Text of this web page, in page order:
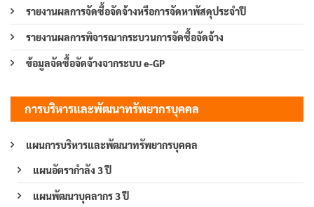
รายงานผลการจัดซื้อจัดจ้างหรือการจัดหาพัสดุประจำปี
รายงานผลการพิจารณากระบวนการจัดซื้อจัดจ้าง
ข้อมูลจัดซื้อจัดจ้างจากระบบ e-GP
การบริหารและพัฒนาทรัพยากรบุคคล
แผนการบริหารและพัฒนาทรัพยากรบุคคล
แผนอัตรากำลัง 3 ปี
แผนพัฒนาบุคลากร 3 ปี